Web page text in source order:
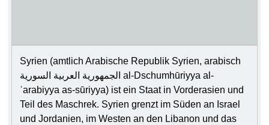
Syrien (amtlich Arabische Republik Syrien, arabisch
الجمهورية العربية السورية‎ al-Dschumhūriyya al-
ʿarabiyya as-sūriyya) ist ein Staat in Vorderasien und
Teil des Maschrek. Syrien grenzt im Süden an Israel
und Jordanien, im Westen an den Libanon und das